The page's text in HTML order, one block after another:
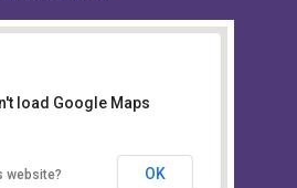
US ON MAP
Education, Alampur,
load Google Maps